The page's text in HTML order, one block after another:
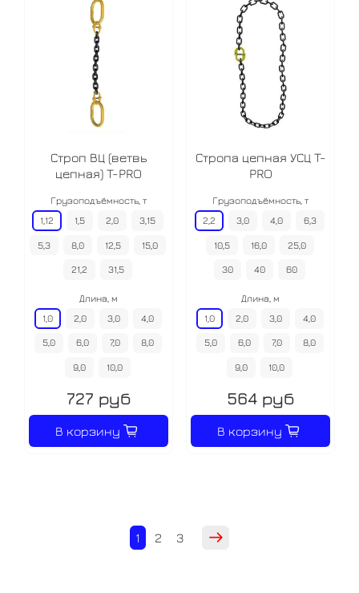
Строп ВЦ (ветвь
цепная) T-PRO
Грузоподъёмность, т
1,12
1,5 2,0 3,15
5,3 8,0 12,5 15,0
21,2 31,5
Длина, м
1,0
2,0 3,0 4,0
5,0 6,0 7,0 8,0
9,0 10,0
727 руб
В корзину
Стропа цепная УСЦ T-
PRO
Грузоподъёмность, т
2,2
3,0 4,0 6,3
10,5 16,0 25,0
30 40 60
Длина, м
1,0
2,0 3,0 4,0
5,0 6,0 7,0 8,0
9,0 10,0
564 руб
В корзину
1 2 3